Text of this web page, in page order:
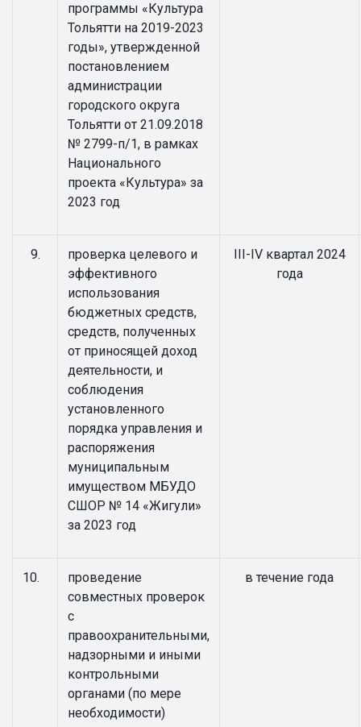
программы «Культура
Тольятти на 2019-2023
годы», утвержденной
постановлением
администрации
городского округа
Тольятти от 21.09.2018
№ 2799-п/1, в рамках
Национального
проекта «Культура» за
2023 год
9.
проверка целевого и
эффективного
использования
бюджетных средств,
средств, полученных
от приносящей доход
деятельности, и
соблюдения
установленного
порядка управления и
распоряжения
муниципальным
имуществом МБУДО
СШОР № 14 «Жигули»
за 2023 год
III-IV квартал 2024
года
10.
проведение
совместных проверок
с
правоохранительными,
надзорными и иными
контрольными
органами (по мере
необходимости)
в течение года